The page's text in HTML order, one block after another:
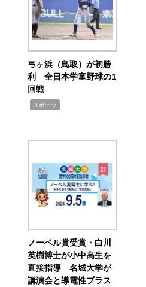
弓ヶ浜（鳥取）が初勝
利 全日本学童野球の1
回戦
スポーツ
ノーベル賞受賞・白川
英樹博士が小中高生を
直接指導 名城大学が
講演会と導電性プラス